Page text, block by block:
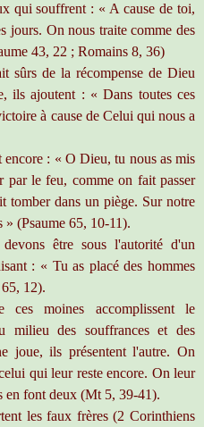
qui souffrent : « A cause de toi,
jours. On nous traite comme des
43, 22 ; Romains 8, 36)
sûrs de la récompense de Dieu
ils ajoutent : « Dans toutes ces
à cause de Celui qui nous a
: « O Dieu, tu nous as mis
par le feu, comme on fait passer
tomber dans un piège. Sur notre
» (Psaume 65, 10-11).
être sous l'autorité d'un
: « Tu as placé des hommes
65, 12).
moines accomplissent le
milieu des souffrances et des
joue, ils présentent l'autre. On
qui leur reste encore. On leur
en font deux (Mt 5, 39-41).
les faux frères (2 Corinthiens